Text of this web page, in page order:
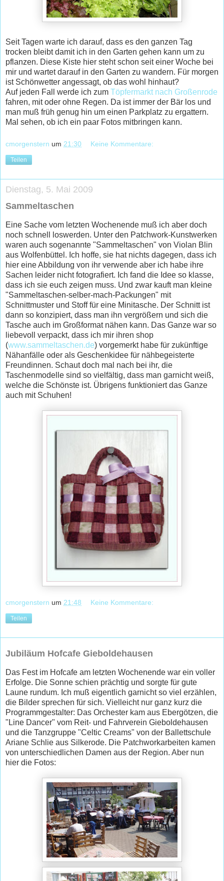
Seit Tagen warte ich darauf, dass es den ganzen Tag
trocken bleibt damit ich in den Garten gehen kann um zu
pflanzen. Diese Kiste hier steht schon seit einer Woche bei
mir und wartet darauf in den Garten zu wandern. Für morgen
ist Schönwetter angessagt, ob das wohl hinhaut?
Auf jeden Fall werde ich zum Töpfermarkt nach Großenrode
fahren, mit oder ohne Regen. Da ist immer der Bär los und
man muß früh genug hin um einen Parkplatz zu ergattern.
Mal sehen, ob ich ein paar Fotos mitbringen kann.
cmorgenstern um 21:30 Keine Kommentare:
Teilen
Dienstag, 5. Mai 2009
Sammeltaschen
Eine Sache vom letzten Wochenende muß ich aber doch
noch schnell loswerden. Unter den Patchwork-Kunstwerken
waren auch sogenannte "Sammeltaschen" von Violan Blin
aus Wolfenbüttel. Ich hoffe, sie hat nichts dagegen, dass ich
hier eine Abbildung von ihr verwende aber ich habe ihre
Sachen leider nicht fotografiert. Ich fand die Idee so klasse,
dass ich sie euch zeigen muss. Und zwar kauft man kleine
"Sammeltaschen-selber-mach-Packungen" mit
Schnittmuster und Stoff für eine Minitasche. Der Schnitt ist
dann so konzipiert, dass man ihn vergrößern und sich die
Tasche auch im Großformat nähen kann. Das Ganze war so
liebevoll verpackt, dass ich mir ihren shop
(www.sammeltaschen.de) vorgemerkt habe für zukünftige
Nähanfälle oder als Geschenkidee für nähbegeisterte
Freundinnen. Schaut doch mal nach bei ihr, die
Taschenmodelle sind so vielfältig, dass man garnicht weiß,
welche die Schönste ist. Übrigens funktioniert das Ganze
auch mit Schuhen!
cmorgenstern um 21:48 Keine Kommentare:
Teilen
Jubiläum Hofcafe Gieboldehausen
Das Fest im Hofcafe am letzten Wochenende war ein voller
Erfolge. Die Sonne schien prächtig und sorgte für gute
Laune rundum. Ich muß eigentlich garnicht so viel erzählen,
die Bilder sprechen für sich. Vielleicht nur ganz kurz die
Programmgestalter: Das Orchester kam aus Ebergötzen, die
"Line Dancer" vom Reit- und Fahrverein Gieboldehausen
und die Tanzgruppe "Celtic Creams" von der Ballettschule
Ariane Schlie aus Silkerode. Die Patchworkarbeiten kamen
von unterschiedlichen Damen aus der Region. Aber nun
hier die Fotos: